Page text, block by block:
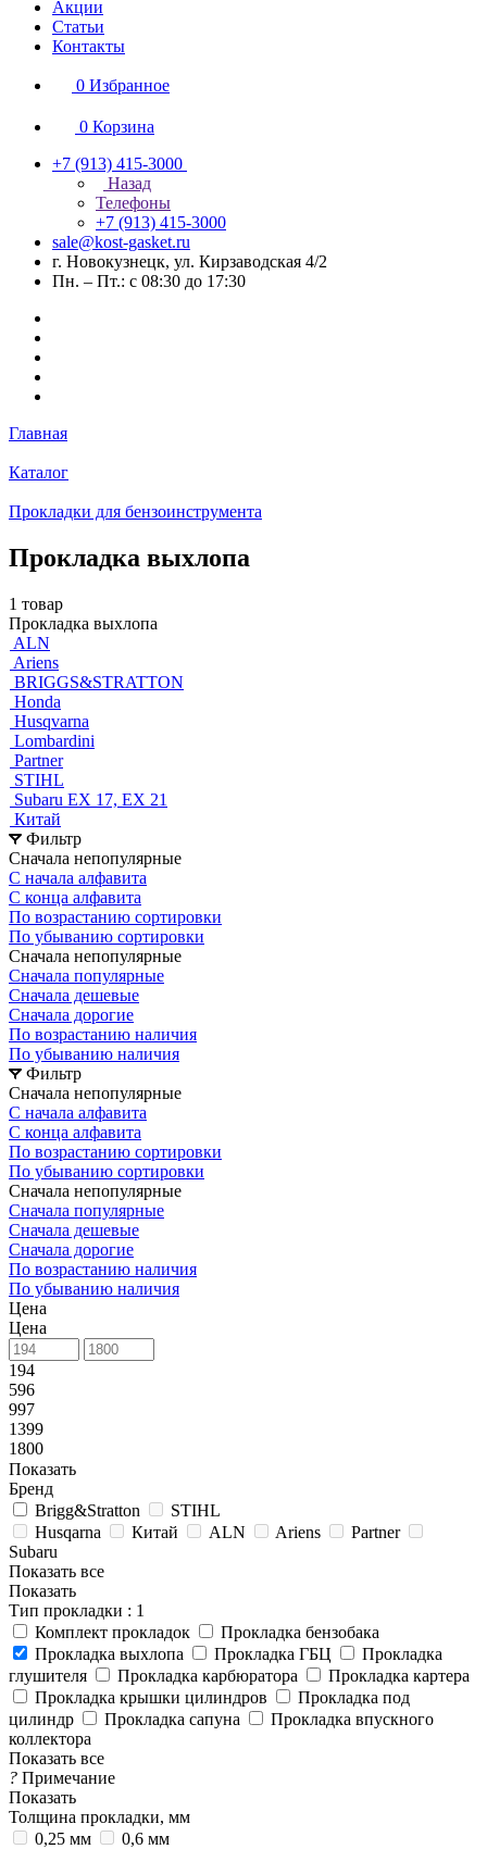
Акции
Статьи
Контакты
0 Избранное
0 Корзина
+7 (913) 415-3000
Назад
Телефоны
+7 (913) 415-3000
sale@kost-gasket.ru
г. Новокузнецк, ул. Кирзаводская 4/2
Пн. – Пт.: с 08:30 до 17:30
Главная
Каталог
Прокладки для бензоинструмента
Прокладка выхлопа
1 товар
Прокладка выхлопа
ALN
Ariens
BRIGGS&STRATTON
Honda
Husqvarna
Lombardini
Partner
STIHL
Subaru EX 17, EX 21
Китай
Фильтр
Сначала непопулярные
С начала алфавита
С конца алфавита
По возрастанию сортировки
По убыванию сортировки
Сначала непопулярные
Сначала популярные
Сначала дешевые
Сначала дорогие
По возрастанию наличия
По убыванию наличия
Фильтр
Сначала непопулярные
С начала алфавита
С конца алфавита
По возрастанию сортировки
По убыванию сортировки
Сначала непопулярные
Сначала популярные
Сначала дешевые
Сначала дорогие
По возрастанию наличия
По убыванию наличия
Цена
Цена
194
596
997
1399
1800
Показать
Бренд
Brigg&Stratton
STIHL
Husqarna
Китай ALN Ariens
Partner
Subaru
Показать все
Показать
Тип прокладки : 1
Комплект прокладок
Прокладка бензобака
Прокладка выхлопа
Прокладка ГБЦ
Прокладка
глушителя
Прокладка карбюратора
Прокладка картера
Прокладка крышки цилиндров
Прокладка под
цилиндр
Прокладка сапуна
Прокладка впускного
коллектора
Показать все
? Примечание
Показать
Толщина прокладки, мм
0,25 мм
0,6 мм